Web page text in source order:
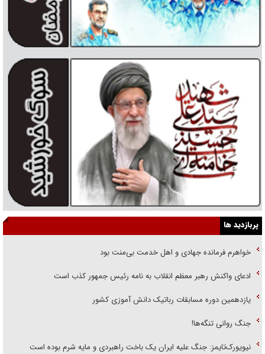
پربازدید ها
خواهرم فرمانده جهادی و اهل خدمت بی‌منت بود
ادعای واکنش رهبر معظم انقلاب به نامه رئیس جمهور کذب است
یازدهمین دوره مسابقات رباتیک دانش آموزی کشور
جنگ روانی تنگه‌ها!
نیویورک‌تایمز: جنگ علیه ایران یک باخت راهبردی و مایه شرم بوده است